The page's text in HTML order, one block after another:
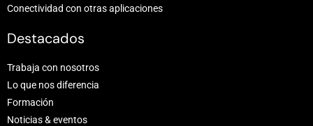
Conectividad con otras aplicaciones
Destacados
Trabaja con nosotros
Lo que nos diferencia
Formación
Noticias & eventos